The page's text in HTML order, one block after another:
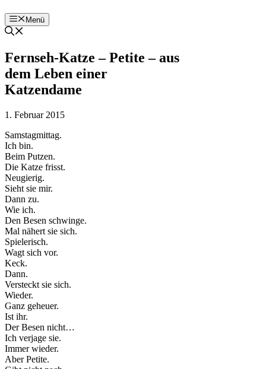
Menü
Fernseh-Katze – Petite – aus
dem Leben einer
Katzendame
1. Februar 2015
Samstagmittag.
Ich bin.
Beim Putzen.
Die Katze frisst.
Neugierig.
Sieht sie mir.
Dann zu.
Wie ich.
Den Besen schwinge.
Mal nähert sie sich.
Spielerisch.
Wagt sich vor.
Keck.
Dann.
Versteckt sie sich.
Wieder.
Ganz geheuer.
Ist ihr.
Der Besen nicht…
Ich verjage sie.
Immer wieder.
Aber Petite.